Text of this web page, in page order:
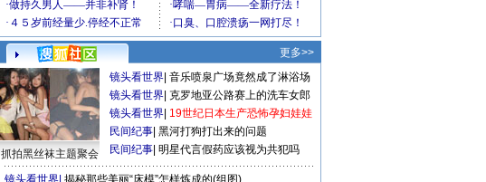
更多>>
抓拍黑丝袜主题聚会
镜头看世界 音乐喷泉广场竟然成了淋浴场
镜头看世界 克罗地亚公路赛上的洗车女郎
镜头看世界 19世纪日本生产恐怖孕妇娃娃
民间纪事 黑河打狗打出来的问题
民间纪事 明星代言假药应该视为共犯吗
镜头看世界 揭秘那些美丽“床模”怎样炼成的(组图)